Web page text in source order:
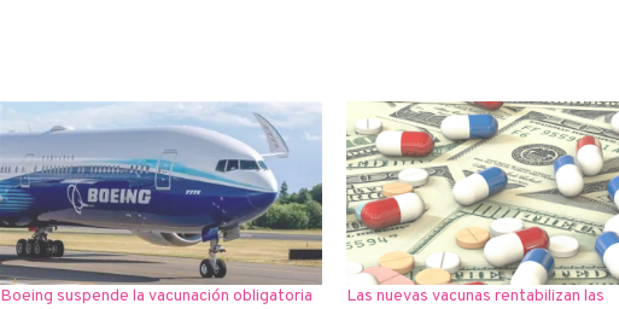
Boeing suspende la vacunación obligatoria
Las nuevas vacunas rentabilizan las